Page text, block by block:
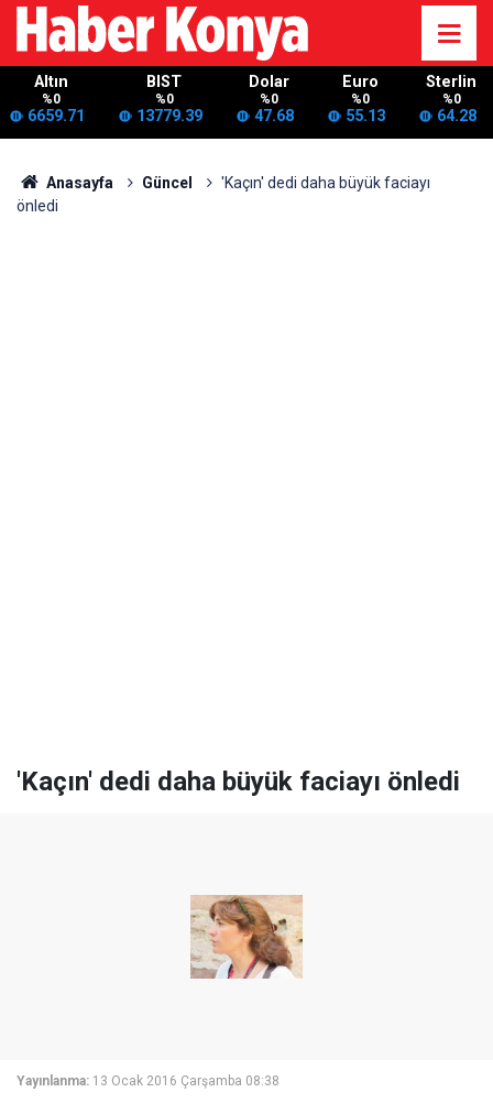
Altın
%0
6659.71
BIST
%0
13779.39
Dolar
%0
47.68
Euro
%0
55.13
Sterlin
%0
64.28
Anasayfa Güncel
'Kaçın' dedi daha büyük faciayı
önledi
'Kaçın' dedi daha büyük faciayı önledi
Yayınlanma: 13 Ocak 2016 Çarşamba 08:38